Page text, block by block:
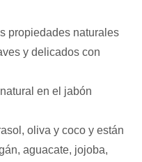
propiedades naturales
y delicados con
en el jabón
oliva y coco y están
aguacate, jojoba,